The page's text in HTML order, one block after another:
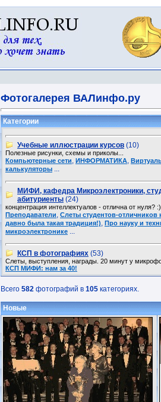
Фотогалерея ВАЛинфо.ру
Категории
Учебные иллюстрации курсов (10)
Полезные рисунки, схемы и приколы...
Компьютерные сети, ИНФОРМАТИКА,
калькуляторы ...
МИФИ, кафедра Микроэлектроники,
абитуриенты (24)
концентрация интеллектуалов - отлична от нуля? :)
Преподаватели, Слеты студентов-
давно была такая традиция!), Про науку и
микроэлектронике ...
КСП в фотографиях (53)
Слеты, выступления, награды. 20 минут у
КСП МИФИ: нам за 40!
Всего 582 фотографий в 105 категориях.
Новые